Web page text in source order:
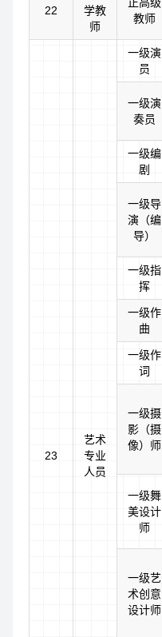
22
学教
师
教师
23
艺术
专业
人员
一级演
员
一级演
奏员
一级编
剧
一级导
演（编
导）
一级指
挥
一级作
曲
一级作
词
一级摄
影（摄
像）师
一级舞
美设计
师
一级艺
术创意
设计师